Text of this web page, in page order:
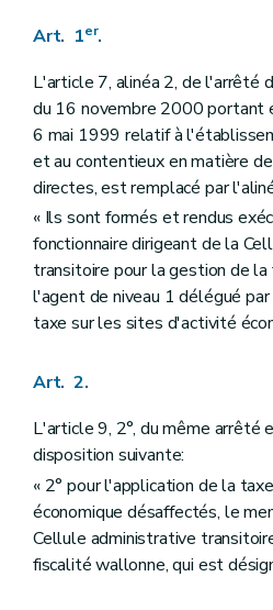
Art. 1er.
L'article 7, alinéa 2, de l'arrêté
du 16 novembre 2000 portant
6 mai 1999 relatif à
et au contentieux en matière
directes, est remplacé par
« Ils sont formés et rendus
fonctionnaire dirigeant de la
transitoire pour la gestion de
l'agent de niveau 1 délégué par
taxe sur les sites d'activité
Art. 2.
L'article 9, 2°, du même arrêté
disposition suivante:
« 2° pour l'application de la
économique désaffectés, le
Cellule administrative
fiscalité wallonne, qui est